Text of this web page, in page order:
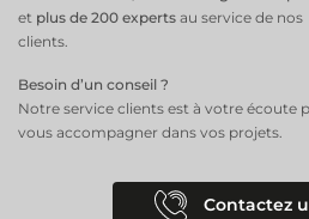
et plus de 200 experts au service de nos
clients.
Besoin d’un conseil ?
Notre service clients est à votre écoute
vous accompagner dans vos projets.
Contactez